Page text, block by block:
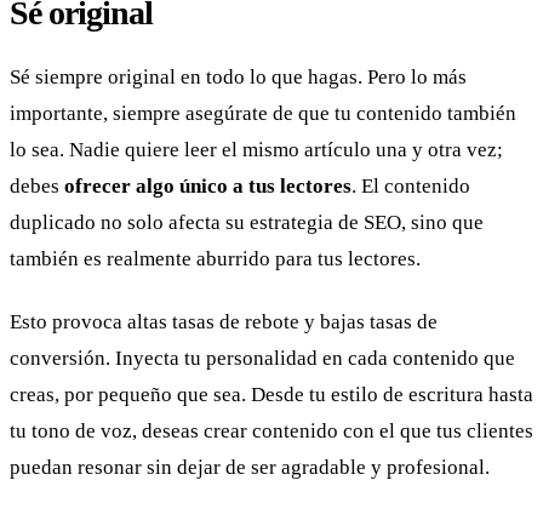
Sé original
Sé siempre original en todo lo que hagas. Pero lo más
importante, siempre asegúrate de que tu contenido también
lo sea. Nadie quiere leer el mismo artículo una y otra vez;
debes ofrecer algo único a tus lectores. El contenido
duplicado no solo afecta su estrategia de SEO, sino que
también es realmente aburrido para tus lectores.
Esto provoca altas tasas de rebote y bajas tasas de
conversión. Inyecta tu personalidad en cada contenido que
creas, por pequeño que sea. Desde tu estilo de escritura hasta
tu tono de voz, deseas crear contenido con el que tus clientes
puedan resonar sin dejar de ser agradable y profesional.